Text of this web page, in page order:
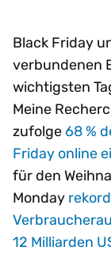
Black Friday
verbundenen
wichtigsten
Meine
zufolge 68 %
Friday online
für den
Monday
12 Milliarden